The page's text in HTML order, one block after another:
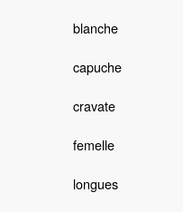
blanche
capuche
cravate
femelle
longues